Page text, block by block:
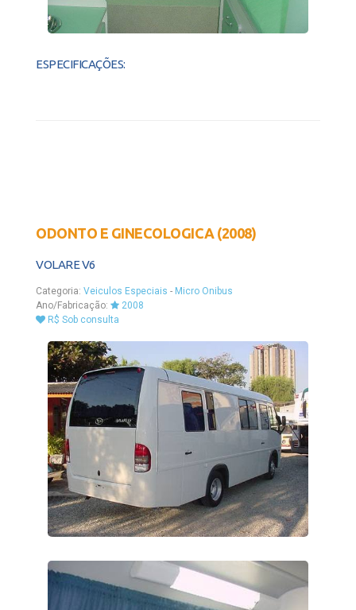
ESPECIFICAÇÕES:
ODONTO E GINECOLOGICA (2008)
VOLARE V6
Categoria: Veiculos Especiais - Micro Onibus
Ano/Fabricação:
2008
R$ Sob consulta